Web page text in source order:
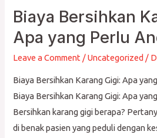
Biaya Bersihkan
Apa yang Perlu
Leave a Comment /Uncategorized /
Biaya Bersihkan Karang Gigi: Apa
Biaya Bersihkan Karang Gigi: Apa
Bersihkan karang gigi berapa?
di benak pasien yang peduli dengan